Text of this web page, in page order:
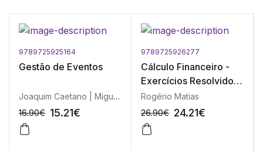
9789725925164
Gestão de Eventos
Joaquim Caetano | Miguel Nuno Portugal | João Pedro Portugal
16.90€ 15.21€
9789725926277
Cálculo Financeiro -
Exercícios Resolvidos
e Explicados - Vol. II -
3ª Edição
Rogério Matias
26.90€ 24.21€